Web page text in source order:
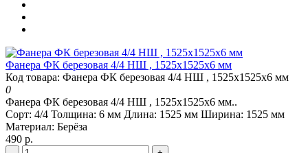
Фанера ФК березовая 4/4 НШ , 1525х1525х6 мм
Код товара: Фанера ФК березовая 4/4 НШ , 1525х1525х6 мм
0
Фанера ФК березовая 4/4 НШ , 1525х1525х6 мм..
Сорт: 4/4 Толщина: 6 мм Длина: 1525 мм Ширина: 1525 мм
Материал: Берёза
490 р.